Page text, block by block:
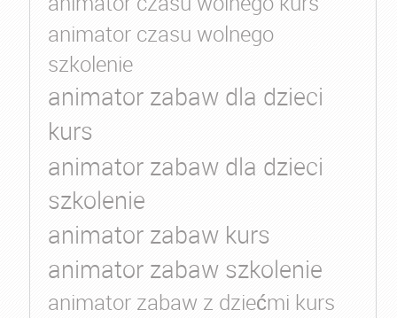
animator czasu wolnego
szkolenie
animator zabaw dla dzieci
kurs
animator zabaw dla dzieci
szkolenie
animator zabaw kurs
animator zabaw szkolenie
animator zabaw z dziećmi kurs